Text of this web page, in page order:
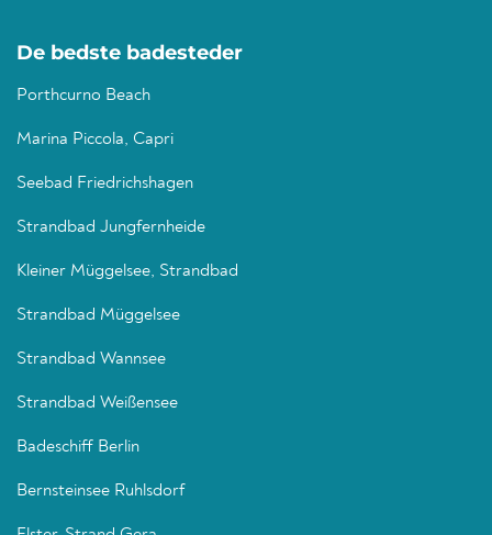
De bedste badesteder
Porthcurno Beach
Marina Piccola, Capri
Seebad Friedrichshagen
Strandbad Jungfernheide
Kleiner Müggelsee, Strandbad
Strandbad Müggelsee
Strandbad Wannsee
Strandbad Weißensee
Badeschiff Berlin
Bernsteinsee Ruhlsdorf